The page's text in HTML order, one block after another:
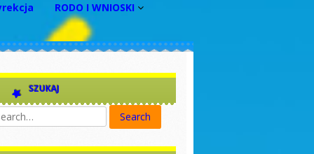
RODO I WNIOSKI
INFORMACJA
Zarządzenie nr 1
Zarządzenie nr 2
Zarządzenie nr 3
SZUKAJ